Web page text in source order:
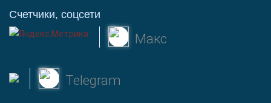
Счетчики, соцсети
Макс
Telegram